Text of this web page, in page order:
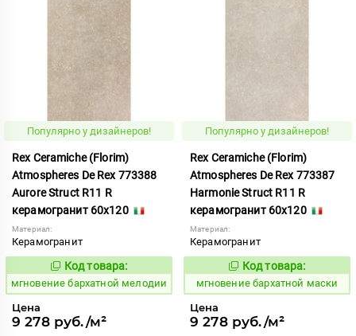
Популярно у дизайнеров!
Rex Ceramiche (Florim)
Atmospheres De Rex 773388
Aurore Struct R11 R
керамогранит 60x120
Материал:
Керамогранит
937923
Код товара:
мгновение бархатной мелодии
Цена
9 278 руб./м²
Популярно у дизайнеров!
Rex Ceramiche (Florim)
Atmospheres De Rex 773387
Harmonie Struct R11 R
керамогранит 60x120
Материал:
Керамогранит
937922
Код товара:
мгновение бархатной маски
Цена
9 278 руб./м²